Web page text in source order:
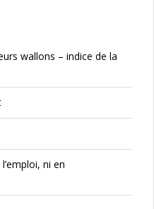
wallons – indice de la
ni en